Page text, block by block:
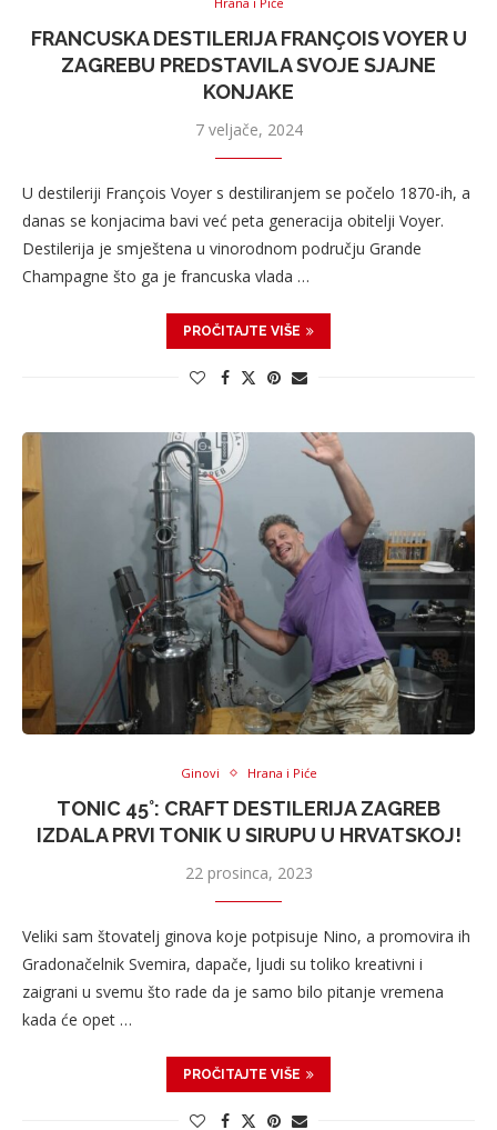
FRANCUSKA DESTILERIJA FRANÇOIS VOYER U
ZAGREBU PREDSTAVILA SVOJE SJAJNE
KONJAKE
7 veljače, 2024
U destileriji François Voyer s destiliranjem se počelo 1870-ih, a
danas se konjacima bavi već peta generacija obitelji Voyer.
Destilerija je smještena u vinorodnom području Grande
Champagne što ga je francuska vlada …
PROČITAJTE VIŠE
Ginovi Hrana i Piće
TONIC 45°: CRAFT DESTILERIJA ZAGREB
IZDALA PRVI TONIK U SIRUPU U HRVATSKOJ!
22 prosinca, 2023
Veliki sam štovatelj ginova koje potpisuje Nino, a promovira ih
Gradonačelnik Svemira, dapače, ljudi su toliko kreativni i
zaigrani u svemu što rade da je samo bilo pitanje vremena
kada će opet …
PROČITAJTE VIŠE